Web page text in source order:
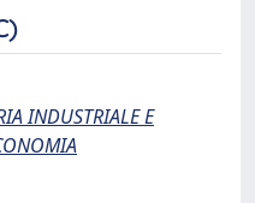
INDUSTRIALE E